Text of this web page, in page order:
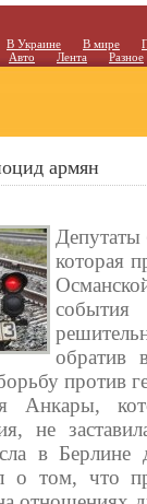
В Украине В мире
Авто Лента Разное
армян
которая
обратив
против
Анкары,
не
в
о том, что